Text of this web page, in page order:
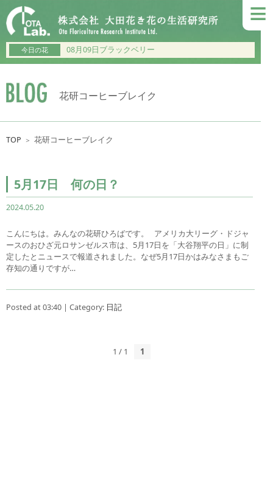
≡
今日の花 08月09日ブラックベリー
花研コーヒーブレイク
TOP ＞ 花研コーヒーブレイク
5月17日 何の日？
2024.05.20
こんにちは。みんなの花研ひろばです。 アメリカ大リーグ・ドジャ
ースのおひざ元ロサンゼルス市は、5月17日を「大谷翔平の日」に制
定したとニュースで報道されました。なぜ5月17日かはみなさまもご
存知の通りですが…
Posted at 03:40 | Category: 日記
1 / 1 1